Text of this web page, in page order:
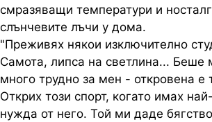
смразяващи температури и
слънчевите лъчи у дома.
"Преживях някои изключително
Самота, липса на светлина... Беше
много трудно за мен - откровена е
Открих този спорт, когато имах
нужда от него. Той ми даде